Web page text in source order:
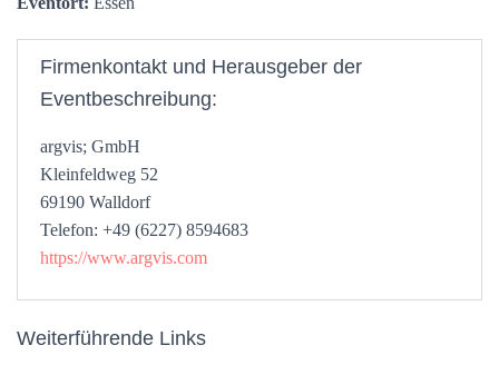
Firmenkontakt und Herausgeber der
Eventbeschreibung:
argvis; GmbH
Kleinfeldweg 52
69190 Walldorf
Telefon: +49 (6227) 8594683
https://www.argvis.com
Weiterführende Links